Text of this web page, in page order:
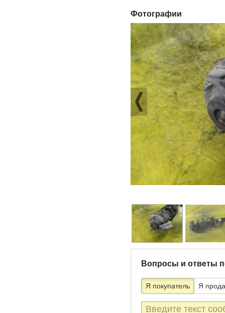
Фотографии
Вопросы и ответы
Я покупатель Я
Текст